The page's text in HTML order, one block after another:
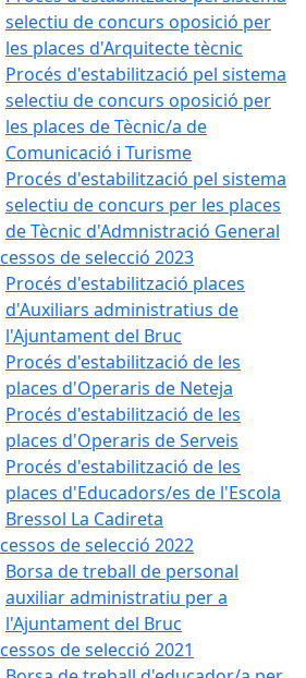
selectiu de concurs oposició per
les places d'Arquitecte tècnic
Procés d'estabilització pel sistema
selectiu de concurs oposició per
les places de Tècnic/a de
Comunicació i Turisme
Procés d'estabilització pel sistema
selectiu de concurs per les places
de Tècnic d'Admnistració General
de selecció 2023
Procés d'estabilització places
d'Auxiliars administratius de
l'Ajuntament del Bruc
Procés d'estabilització de les
places d'Operaris de Neteja
Procés d'estabilització de les
places d'Operaris de Serveis
Procés d'estabilització de les
places d'Educadors/es de l'Escola
Bressol La Cadireta
de selecció 2022
Borsa de treball de personal
auxiliar administratiu per a
l'Ajuntament del Bruc
de selecció 2021